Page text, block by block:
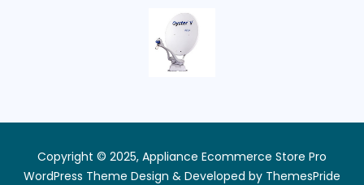
Copyright © 2025, Appliance Ecommerce Store Pro
WordPress Theme Design & Developed by ThemesPride